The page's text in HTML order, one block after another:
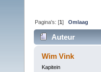
Pagina's: [1]Omlaag
Auteur
Wim Vink
Kapitein